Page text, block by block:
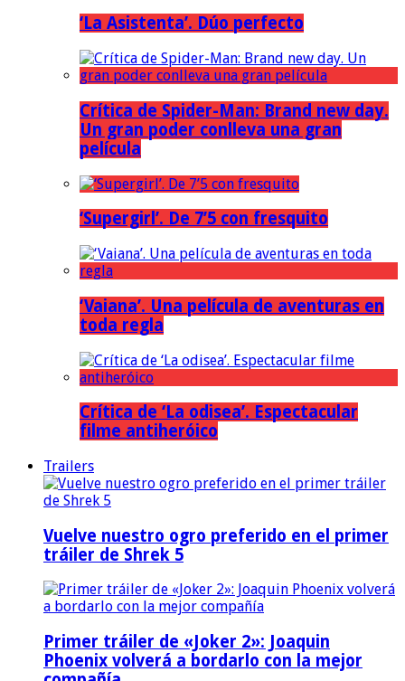
‘La Asistenta’. Dúo perfecto
Crítica de Spider-Man: Brand new day.
Un gran poder conlleva una gran
película
‘Supergirl’. De 7’5 con fresquito
‘Vaiana’. Una película de aventuras en
toda regla
Crítica de ‘La odisea’. Espectacular
filme antiheróico
Trailers
Vuelve nuestro ogro preferido en el primer
tráiler de Shrek 5
Primer tráiler de «Joker 2»: Joaquin
Phoenix volverá a bordarlo con la mejor